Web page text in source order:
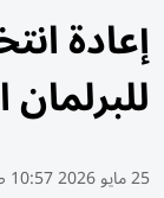
إعادة
للبرلمان
25 مايو 2026 10:57 صباحًا